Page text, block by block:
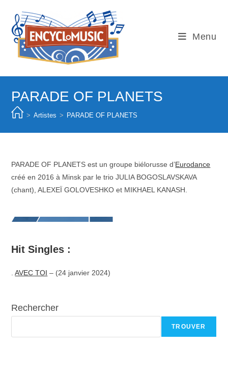
content
Menu
PARADE OF PLANETS
> Artistes > PARADE OF PLANETS
PARADE OF PLANETS est un groupe biélorusse d’Eurodance
créé en 2016 à Minsk par le trio JULIA BOGOSLAVSKAVA
(chant), ALEXEÏ GOLOVESHKO et MIKHAEL KANASH.
Hit Singles :
.AVEC TOI – (24 janvier 2024)
Rechercher
TROUVER